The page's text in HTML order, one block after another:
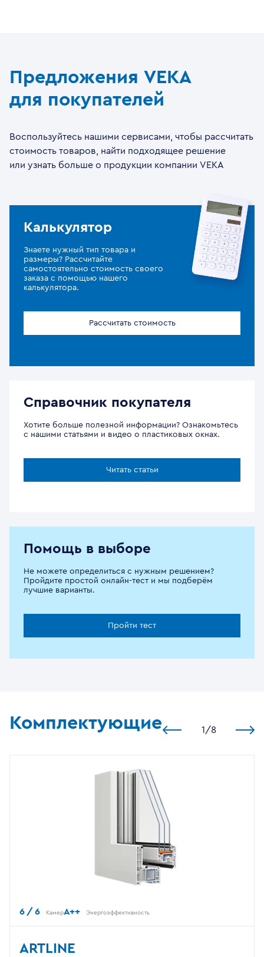
Предложения VEKA
для покупателей
Воспользуйтесь нашими сервисами, чтобы рассчитать
стоимость товаров, найти подходящее решение
или узнать больше о продукции компании VEKA
Калькулятор
Знаете нужный тип товара и
размеры? Рассчитайте
самостоятельно стоимость своего
заказа с помощью нашего
калькулятора.
Рассчитать стоимость
Справочник покупателя
Хотите больше полезной информации? Ознакомьтесь
с нашими статьями и видео о пластиковых окнах.
Читать статьи
Помощь в выборе
Не можете определиться с нужным решением?
Пройдите простой онлайн-тест и мы подберём
лучшие варианты.
Пройти тест
Комплектующие 1 /8
6 / 6 КамерA++ Энергоэффективность
ARTLINE